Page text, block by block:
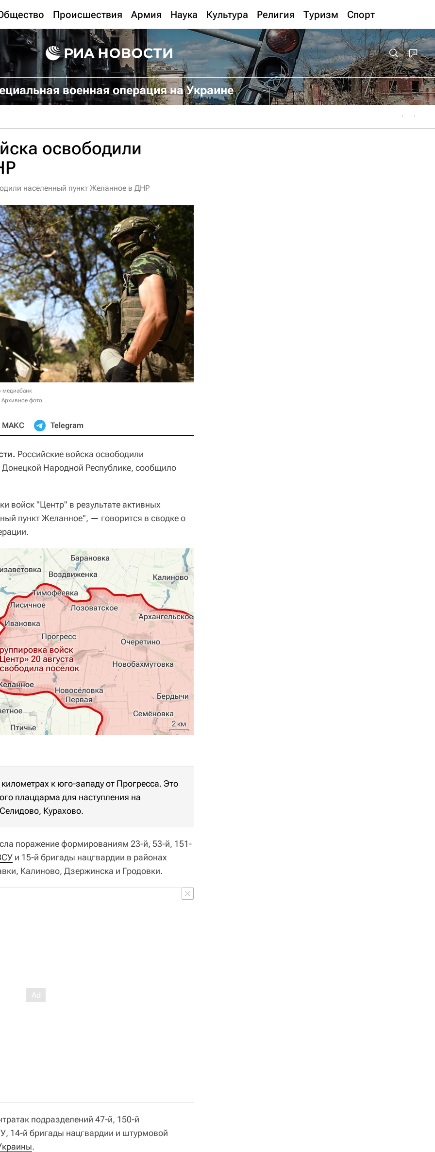
Происшествия Армия Наука Культура Религия Туризм Спорт
военная операция на Украине
освободили
населенный пункт Желанное в ДНР
медиабанк
Архивное фото
МАКС Telegram
Российские войска освободили
Народной Республике, сообщило
войск "Центр" в результате активных
пункт Желанное", — говорится в сводке о
к юго-западу от Прогресса. Это
плацдарма для наступления на
Курахово.
поражение формированиям 23-й, 53-й, 151-
и 15-й бригады нацгвардии в районах
Калиново, Дзержинска и Гродовки.
подразделений 47-й, 150-й
14-й бригады нацгвардии и штурмовой
.